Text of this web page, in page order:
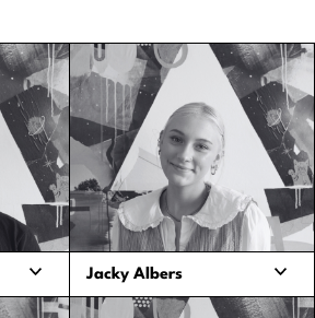
Jacky Albers
Marketing, Presse- und